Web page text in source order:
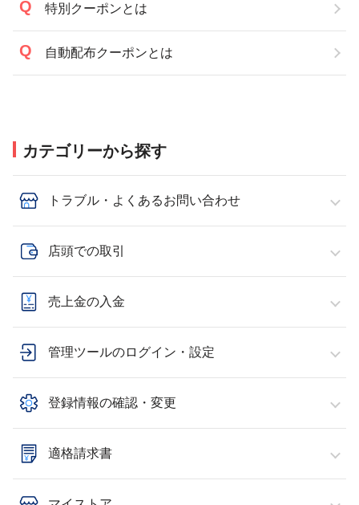
特別クーポンとは
自動配布クーポンとは
カテゴリーから探す
トラブル・よくあるお問い合わせ
店頭での取引
売上金の入金
管理ツールのログイン・設定
登録情報の確認・変更
適格請求書